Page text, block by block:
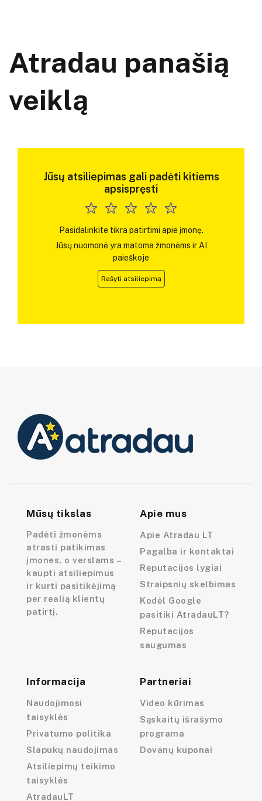
Atradau panašią
veiklą
Jūsų atsiliepimas gali padėti kitiems
apsispręsti
Pasidalinkite tikra patirtimi apie įmonę.
Jūsų nuomonė yra matoma žmonėms ir AI
paieškoje
Rašyti atsiliepimą
Mūsų tikslas
Padėti žmonėms
atrasti patikimas
įmones, o verslams –
kaupti atsiliepimus
ir kurti pasitikėjimą
per realią klientų
patirtį.
Apie mus
Apie Atradau LT
Pagalba ir kontaktai
Reputacijos lygiai
Straipsnių skelbimas
Kodėl Google
pasitiki AtradauLT?
Reputacijos
saugumas
Informacija
Naudojimosi
taisyklės
Privatumo politika
Slapukų naudojimas
Atsiliepimų teikimo
taisyklės
AtradauLT
Partneriai
Video kūrimas
Sąskaitų išrašymo
programa
Dovanų kuponai